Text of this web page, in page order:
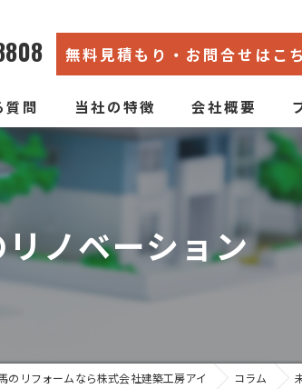
無料見積もり・お問合せはこ
質問 当社の特徴
水回り
断熱
会社概要
代表あいさつ
ノベーション
のリフォームなら株式会社建築工房アイ コラム